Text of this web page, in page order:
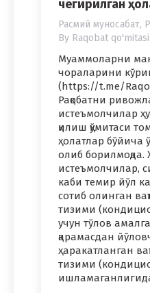
чегирилган
Расмий муносабат,
By Raqobat qo'mitasi
Муаммоларни
чораларини
(https://t.me/
Рақобатни
истеъмолчилар
қилиш қўмитаси
ҳолатлар
олиб борилмоқда.
истеъмолчилар,
каби темир йўл
сотиб олинган
тизими
учун тўлов
қарамасдан
ҳаракатланган
тизими